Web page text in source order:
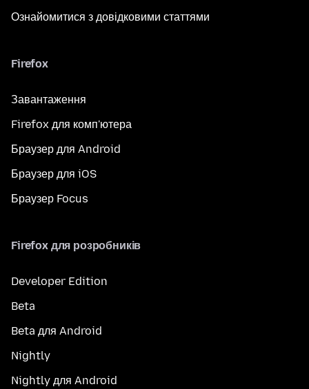
Ознайомитися з довідковими статтями
Firefox
Завантаження
Firefox для комп'ютера
Браузер для Android
Браузер для iOS
Браузер Focus
Firefox для розробників
Developer Edition
Beta
Beta для Android
Nightly
Nightly для Android